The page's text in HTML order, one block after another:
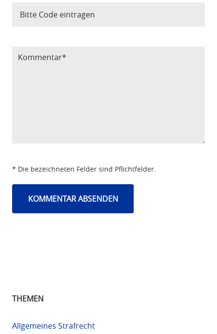
* Die bezeichneten Felder sind Pflichtfelder.
THEMEN
Allgemeines Strafrecht